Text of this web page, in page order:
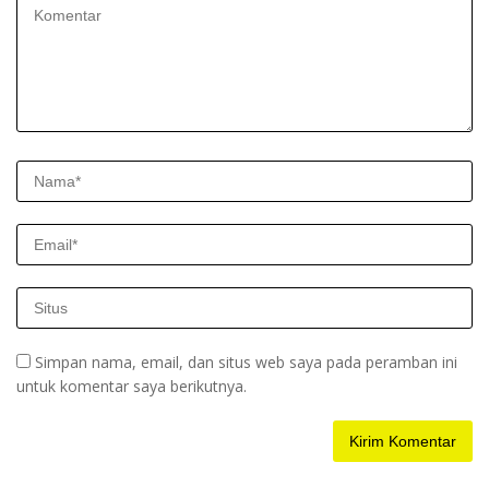
Simpan nama, email, dan situs web saya pada peramban ini
untuk komentar saya berikutnya.